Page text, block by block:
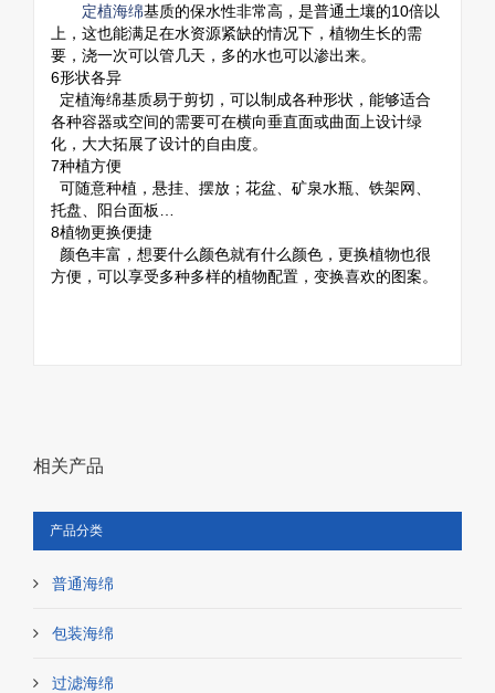
定植海绵基质的保水性非常高，是普通土壤的10倍以
上，这也能满足在水资源紧缺的情况下，植物生长的需
要，浇一次可以管几天，多的水也可以渗出来。
6形状各异
定植海绵基质易于剪切，可以制成各种形状，能够适合
各种容器或空间的需要可在横向垂直面或曲面上设计绿
化，大大拓展了设计的自由度。
7种植方便
可随意种植，悬挂、摆放；花盆、矿泉水瓶、铁架网、
托盘、阳台面板…
8植物更换便捷
颜色丰富，想要什么颜色就有什么颜色，更换植物也很
方便，可以享受多种多样的植物配置，变换喜欢的图案。
相关产品
产品分类
普通海绵
包装海绵
过滤海绵